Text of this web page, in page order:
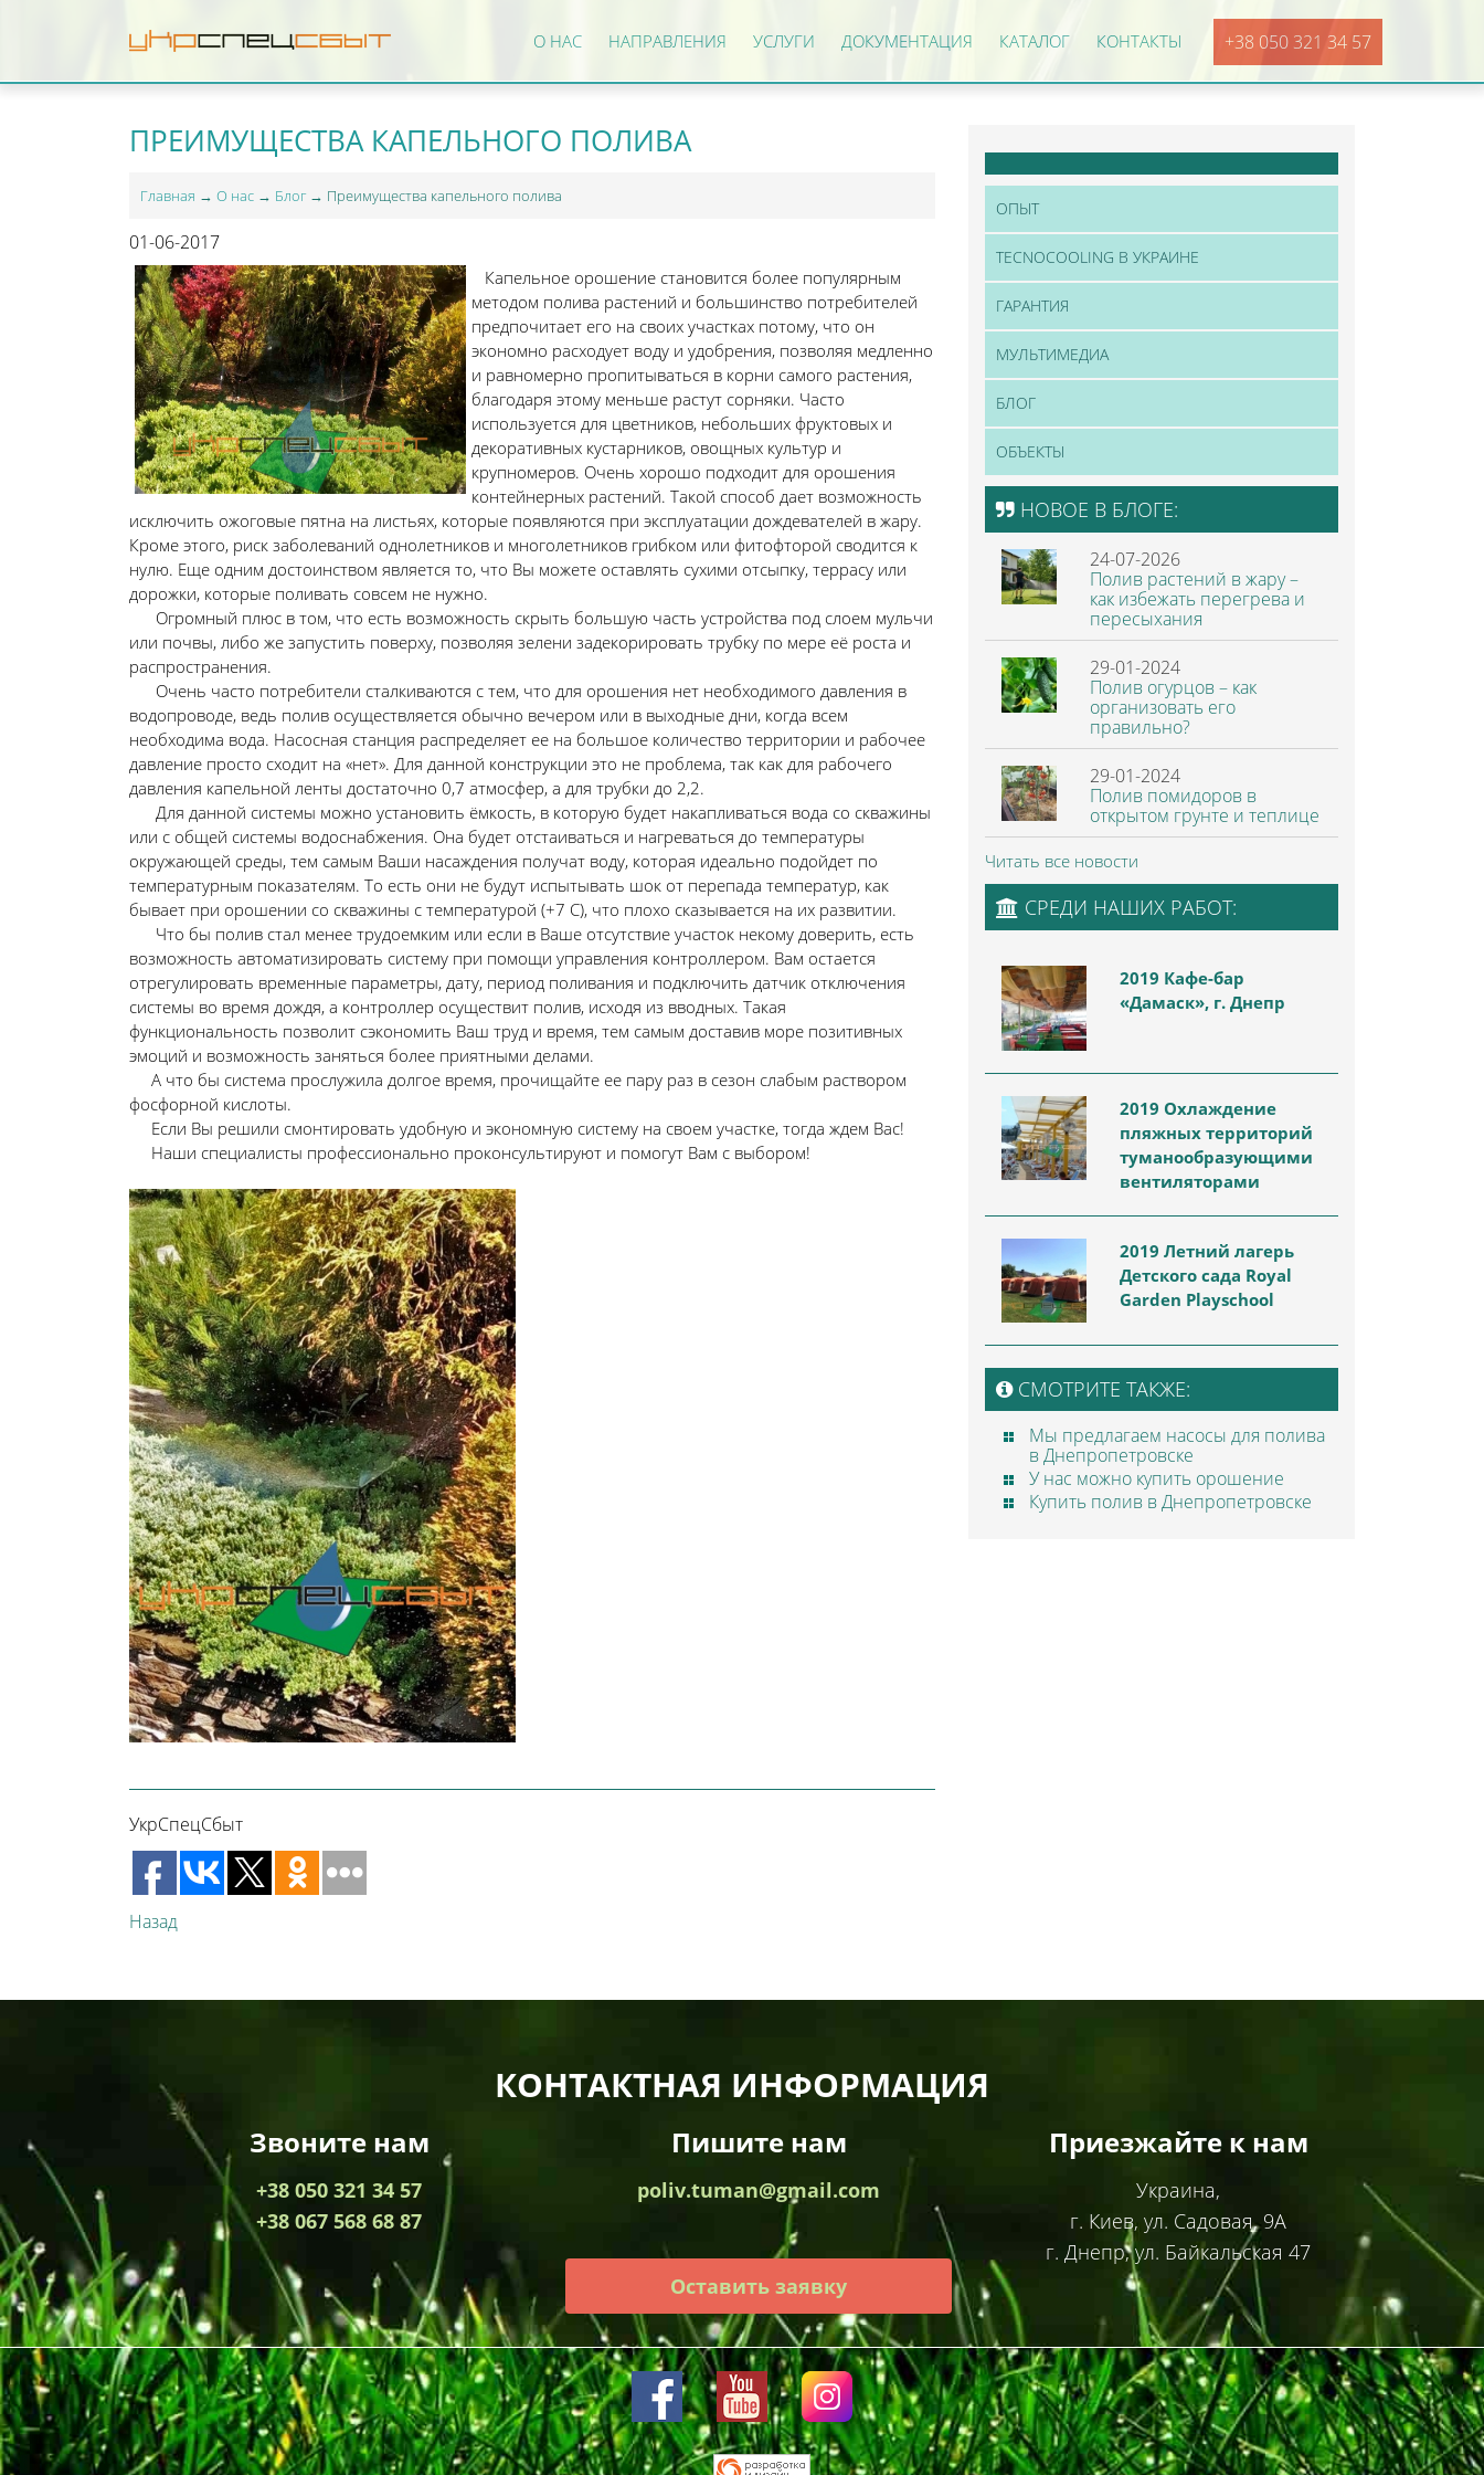
О НАС НАПРАВЛЕНИЯ УСЛУГИ ДОКУМЕНТАЦИЯ КАТАЛОГ КОНТАКТЫ +38 050 321 34 57
ПРЕИМУЩЕСТВА КАПЕЛЬНОГО ПОЛИВА
Главная → О нас → Блог→ Преимущества капельного полива
01-06-2017
Капельное орошение становится более популярным
методом полива растений и большинство потребителей
предпочитает его на своих участках потому, что он
экономно расходует воду и удобрения, позволяя медленно
и равномерно пропитываться в корни самого растения,
благодаря этому меньше растут сорняки. Часто
используется для цветников, небольших фруктовых и
декоративных кустарников, овощных культур и
крупномеров. Очень хорошо подходит для орошения
контейнерных растений. Такой способ дает возможность
исключить ожоговые пятна на листьях, которые появляются при эксплуатации дождевателей в жару.
Кроме этого, риск заболеваний однолетников и многолетников грибком или фитофторой сводится к
нулю. Еще одним достоинством является то, что Вы можете оставлять сухими отсыпку, террасу или
дорожки, которые поливать совсем не нужно.
Огромный плюс в том, что есть возможность скрыть большую часть устройства под слоем мульчи
или почвы, либо же запустить поверху, позволяя зелени задекорировать трубку по мере её роста и
распространения.
Очень часто потребители сталкиваются с тем, что для орошения нет необходимого давления в
водопроводе, ведь полив осуществляется обычно вечером или в выходные дни, когда всем
необходима вода. Насосная станция распределяет ее на большое количество территории и рабочее
давление просто сходит на «нет». Для данной конструкции это не проблема, так как для рабочего
давления капельной ленты достаточно 0,7 атмосфер, а для трубки до 2,2.
Для данной системы можно установить ёмкость, в которую будет накапливаться вода со скважины
или с общей системы водоснабжения. Она будет отстаиваться и нагреваться до температуры
окружающей среды, тем самым Ваши насаждения получат воду, которая идеально подойдет по
температурным показателям. То есть они не будут испытывать шок от перепада температур, как
бывает при орошении со скважины с температурой (+7 С), что плохо сказывается на их развитии.
Что бы полив стал менее трудоемким или если в Ваше отсутствие участок некому доверить, есть
возможность автоматизировать систему при помощи управления контроллером. Вам остается
отрегулировать временные параметры, дату, период поливания и подключить датчик отключения
системы во время дождя, а контроллер осуществит полив, исходя из вводных. Такая
функциональность позволит сэкономить Ваш труд и время, тем самым доставив море позитивных
эмоций и возможность заняться более приятными делами.
А что бы система прослужила долгое время, прочищайте ее пару раз в сезон слабым раствором
фосфорной кислоты.
Если Вы решили смонтировать удобную и экономную систему на своем участке, тогда ждем Вас!
Наши специалисты профессионально проконсультируют и помогут Вам с выбором!
УкрСпецСбыт
Назад
ОПЫТ
TECNOCOOLING В УКРАИНЕ
ГАРАНТИЯ
МУЛЬТИМЕДИА
БЛОГ
ОБЪЕКТЫ
НОВОЕ В БЛОГЕ:
24-07-2026
Полив растений в жару –
как избежать перегрева и
пересыхания
29-01-2024
Полив огурцов – как
организовать его
правильно?
29-01-2024
Полив помидоров в
открытом грунте и теплице
Читать все новости
СРЕДИ НАШИХ РАБОТ:
2019 Кафе-бар
«Дамаск», г. Днепр
2019 Охлаждение
пляжных территорий
туманообразующими
вентиляторами
2019 Летний лагерь
Детского сада Royal
Garden Playschool
СМОТРИТЕ ТАКЖЕ:
Мы предлагаем насосы для полива
в Днепропетровске
У нас можно купить орошение
Купить полив в Днепропетровске
КОНТАКТНАЯ ИНФОРМАЦИЯ
Звоните нам
+38 050 321 34 57
+38 067 568 68 87
Пишите нам
poliv.tuman@gmail.com
Оставить заявку
Приезжайте к нам
Украина,
г. Киев, ул. Садовая, 9А
г. Днепр, ул. Байкальская 47